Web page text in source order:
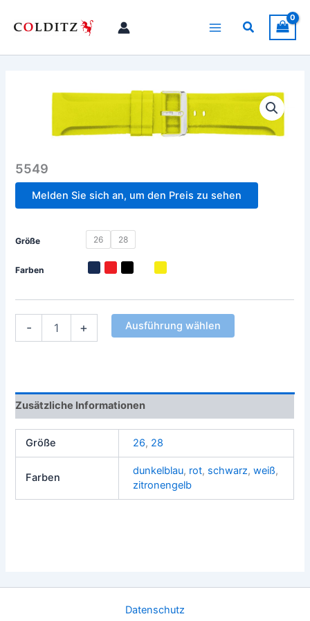
Inhalt
Suchen
5549
Melden Sie sich an, um den Preis zu sehen
Größe 26 28
Farben
- + Ausführung wählen
Zusätzliche Informationen
Größe 26, 28
Farben
dunkelblau, rot, schwarz, weiß,
zitronengelb
Datenschutz